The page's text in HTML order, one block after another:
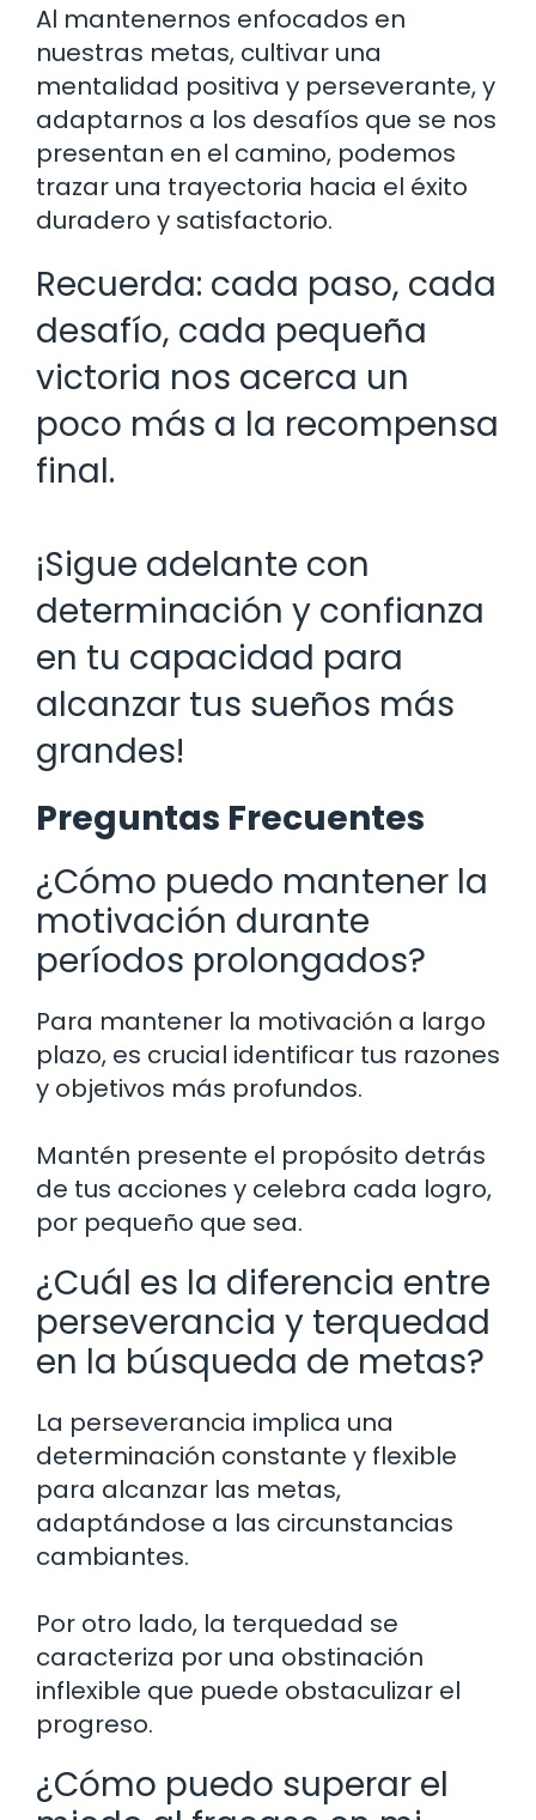
Al mantenernos enfocados en
nuestras metas, cultivar una
mentalidad positiva y perseverante, y
adaptarnos a los desafíos que se nos
presentan en el camino, podemos
trazar una trayectoria hacia el éxito
duradero y satisfactorio.
Recuerda: cada paso, cada
desafío, cada pequeña
victoria nos acerca un
poco más a la recompensa
final.
¡Sigue adelante con
determinación y confianza
en tu capacidad para
alcanzar tus sueños más
grandes!
Preguntas Frecuentes
¿Cómo puedo mantener la
motivación durante
períodos prolongados?
Para mantener la motivación a largo
plazo, es crucial identificar tus razones
y objetivos más profundos.
Mantén presente el propósito detrás
de tus acciones y celebra cada logro,
por pequeño que sea.
¿Cuál es la diferencia entre
perseverancia y terquedad
en la búsqueda de metas?
La perseverancia implica una
determinación constante y flexible
para alcanzar las metas,
adaptándose a las circunstancias
cambiantes.
Por otro lado, la terquedad se
caracteriza por una obstinación
inflexible que puede obstaculizar el
progreso.
¿Cómo puedo superar el